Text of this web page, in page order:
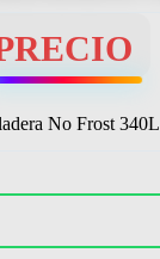
No Frost